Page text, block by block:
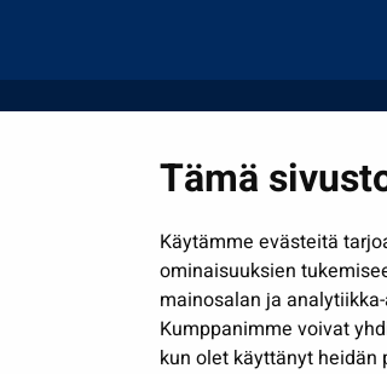
Tämä
Käytämme evästeitä
ominaisuuksien
mainosalan ja
Kumppanimme voivat
kun olet käyttänyt heidän